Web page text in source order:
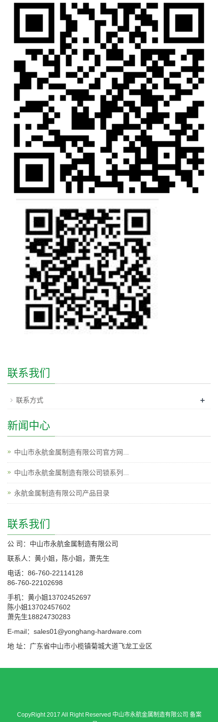
联系我们
联系方式 +
新闻中心
中山市永航金属制造有限公司官方网...
中山市永航金属制造有限公司锁系列...
永航金属制造有限公司产品目录
联系我们
公 司：中山市永航金属制造有限公司
联系人：黄小姐，陈小姐，萧先生
电话：86-760-22114128
86-760-22102698
手机：黄小姐13702452697
陈小姐13702457602
萧先生18824730283
E-mail：sales01@yonghang-hardware.com
地 址：广东省中山市小榄镇菊城大道飞龙工业区
CopyRight 2017 All Right Reserved 中山市永航金属制造有限公司 备案